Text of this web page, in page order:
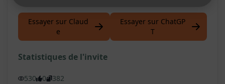
Essayer sur Claud
e
Essayer sur ChatGP
T
Statistiques de l'invite
530 0 382